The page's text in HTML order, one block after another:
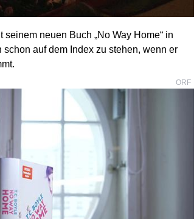
neuen Buch „No Way Home“ in
auf dem Index zu stehen, wenn er
ORF